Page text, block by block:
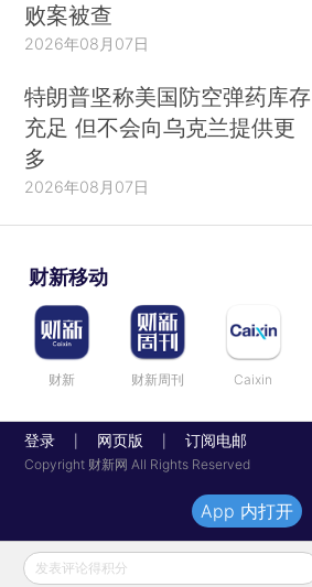
败案被查
2026年08月07日
特朗普坚称美国防空弹药库存
充足 但不会向乌克兰提供更
多
2026年08月07日
财新移动
财新 财新周刊 Caixin
登录 网页版 订阅电邮
Copyright 财新网 All Rights Reserved
发表评论得积分
App 内打开